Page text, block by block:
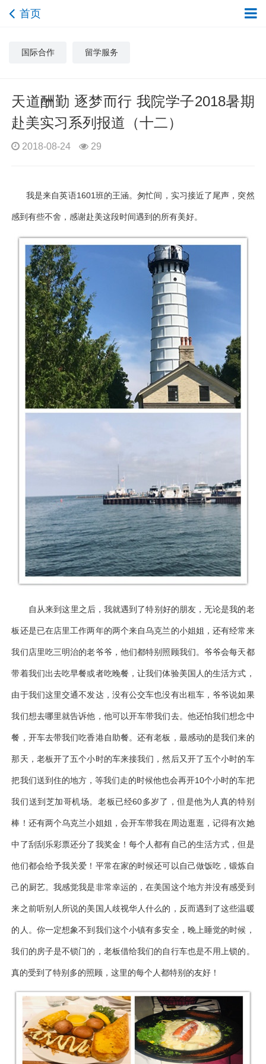
首页
国际合作 留学服务
天道酬勤 逐梦而行 我院学子2018暑期
赴美实习系列报道（十二）
2018-08-24 29
我是来自英语1601班的王涵。匆忙间，实习接近了尾声，突然
感到有些不舍，感谢赴美这段时间遇到的所有美好。
自从来到这里之后，我就遇到了特别好的朋友，无论是我的老
板还是已在店里工作两年的两个来自乌克兰的小姐姐，还有经常来
我们店里吃三明治的老爷爷，他们都特别照顾我们。爷爷会每天都
带着我们出去吃早餐或者吃晚餐，让我们体验美国人的生活方式，
由于我们这里交通不发达，没有公交车也没有出租车，爷爷说如果
我们想去哪里就告诉他，他可以开车带我们去。他还怕我们想念中
餐，开车去带我们吃香港自助餐。还有老板，最感动的是我们来的
那天，老板开了五个小时的车来接我们，然后又开了五个小时的车
把我们送到住的地方，等我们走的时候他也会再开10个小时的车把
我们送到芝加哥机场。老板已经60多岁了，但是他为人真的特别
棒！还有两个乌克兰小姐姐，会开车带我在周边逛逛，记得有次她
中了刮刮乐彩票还分了我奖金！每个人都有自己的生活方式，但是
他们都会给予我关爱！平常在家的时候还可以自己做饭吃，锻炼自
己的厨艺。我感觉我是非常幸运的，在美国这个地方并没有感受到
来之前听别人所说的美国人歧视华人什么的，反而遇到了这些温暖
的人。你一定想象不到我们这个小镇有多安全，晚上睡觉的时候，
我们的房子是不锁门的，老板借给我们的自行车也是不用上锁的。
真的受到了特别多的照顾，这里的每个人都特别的友好！